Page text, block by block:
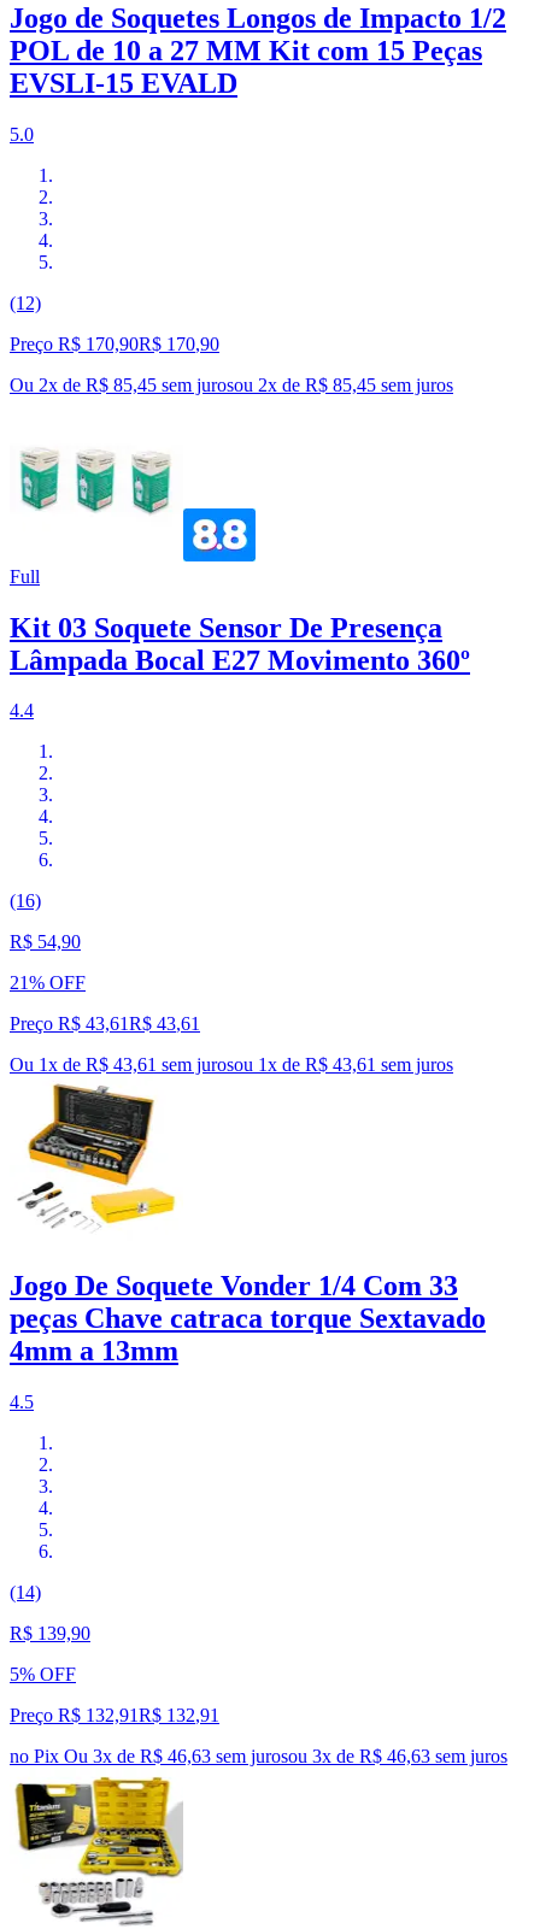
Jogo de Soquetes Longos de Impacto 1/2
POL de 10 a 27 MM Kit com 15 Peças
EVSLI-15 EVALD
5.0
(12)
Preço R$ 170,90R$ 170,90
Ou 2x de R$ 85,45 sem jurosou 2x de R$ 85,45 sem juros
Full
Kit 03 Soquete Sensor De Presença
Lâmpada Bocal E27 Movimento 360º
4.4
(16)
R$ 54,90
21% OFF
Preço R$ 43,61R$ 43,61
Ou 1x de R$ 43,61 sem jurosou 1x de R$ 43,61 sem juros
Jogo De Soquete Vonder 1/4 Com 33
peças Chave catraca torque Sextavado
4mm a 13mm
4.5
(14)
R$ 139,90
5% OFF
Preço R$ 132,91R$ 132,91
no Pix Ou 3x de R$ 46,63 sem jurosou 3x de R$ 46,63 sem juros